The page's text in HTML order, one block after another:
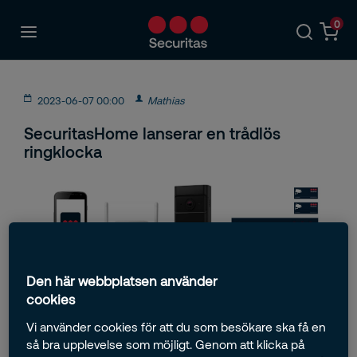
0
2023-06-07 00:00 Mathias
SecuritasHome lanserar en trådlös
ringklocka
Vill du veta vem som ringer på din dörr när du inte är
envis hemlarmsförsäljare från våra konkurrenter som
ringer på, och du vill undvika att öppna dörren?
Den här webbplatsen använder
cookies
Vi använder cookies för att du som besökare ska få en
så bra upplevelse som möjligt. Genom att klicka på